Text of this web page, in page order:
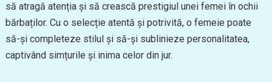
să atragă atenția și să crească prestigiul unei femei în ochii
bărbaților. Cu o selecție atentă și potrivită, o femeie poate
să-și completeze stilul și să-și sublinieze personalitatea,
captivând simțurile și inima celor din jur.